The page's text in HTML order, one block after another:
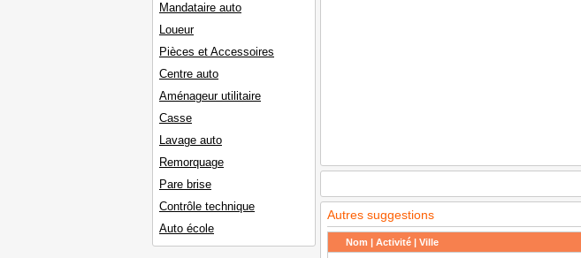
Mandataire auto
Loueur
Pièces et Accessoires
Centre auto
Aménageur utilitaire
Casse
Lavage auto
Remorquage
Pare brise
Contrôle technique
Auto école
Autres suggestions
Nom | Activité | Ville